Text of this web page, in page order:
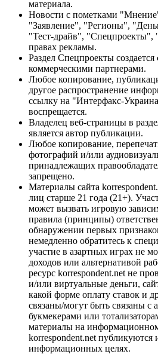
материала.
Новости с пометками
"Заявление", "Регионы",
"Тест-драйв",
правах рекламы.
Раздел Спецпроекты создается
коммерческими партнерами.
Любое копирование,
другое распространение
ссылку на "Интерфакс-
воспрещается.
Владелец веб-страницы в
является автор публикации.
Любое копирование,
фотографий и/или
принадлежащих
запрещено.
Материалы сайта
лиц старше 21 года (21+).
может вызвать игровую
правила (принципы)
обнаружении первых
немедленно обратитесь к
участие в азартных играх не
доходов или альтернативой
ресурс korrespondent.net не
и/или виртуальные деньги,
какой форме оплату ставок и
связаны/могут быть связаны с
букмекерами или
материалы на
korrespondent.net публикуются
информационных целях.